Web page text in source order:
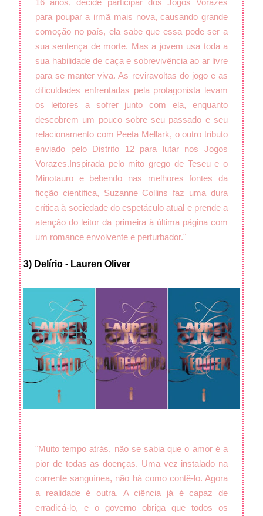
para poupar a irmã mais nova, causando grande
comoção no país, ela sabe que essa pode ser a
sua sentença de morte. Mas a jovem usa toda a
sua habilidade de caça e sobrevivência ao ar livre
para se manter viva. As reviravoltas do jogo e as
dificuldades enfrentadas pela protagonista levam
os leitores a sofrer junto com ela, enquanto
descobrem um pouco sobre seu passado e seu
relacionamento com Peeta Mellark, o outro tributo
enviado pelo Distrito 12 para lutar nos Jogos
Vorazes.Inspirada pelo mito grego de Teseu e o
Minotauro e bebendo nas melhores fontes da
ficção científica, Suzanne Collins faz uma dura
crítica à sociedade do espetáculo atual e prende a
atenção do leitor da primeira à última página com
um romance envolvente e perturbador."
3) Delírio - Lauren Oliver
"Muito tempo atrás, não se sabia que o amor é a
pior de todas as doenças. Uma vez instalado na
corrente sanguínea, não há como contê-lo. Agora
a realidade é outra. A ciência já é capaz de
erradicá-lo, e o governo obriga que todos os